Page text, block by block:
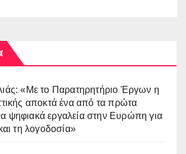
«Με το Παρατηρητήριο Έργων η
αποκτά ένα από τα πρώτα
ψηφιακά εργαλεία στην Ευρώπη για
τη λογοδοσία»